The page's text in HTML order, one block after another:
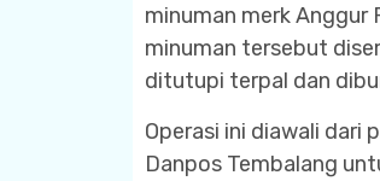
minuman merk Anggur
minuman tersebut
ditutupi terpal dan
Operasi ini diawali dari
Danpos Tembalang